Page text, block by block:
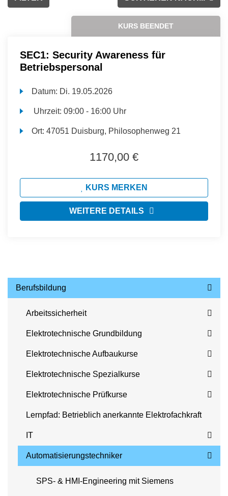
KURS BEENDET
SEC1: Security Awareness für
Betriebspersonal
Datum: Di. 19.05.2026
Uhrzeit:09:00 - 16:00 Uhr
Ort:47051 Duisburg, Philosophenweg 21
1170,00 €
KURS MERKEN
WEITERE DETAILS
Berufsbildung
Arbeitssicherheit
Elektrotechnische Grundbildung
Elektrotechnische Aufbaukurse
Elektrotechnische Spezialkurse
Elektrotechnische Prüfkurse
Lernpfad: Betrieblich anerkannte Elektrofachkraft
IT
Automatisierungstechniker
SPS‑ & HMI‑Engineering mit Siemens